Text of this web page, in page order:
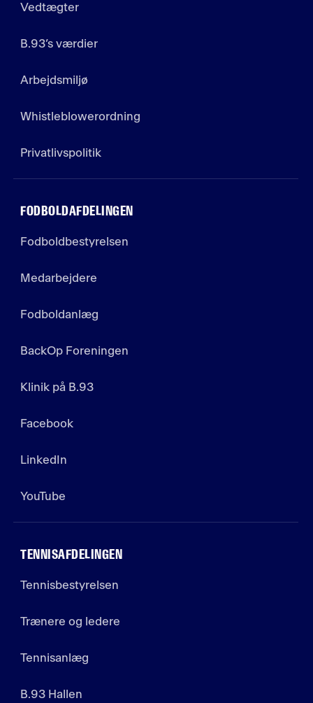
Vedtægter
B.93’s værdier
Arbejdsmiljø
Whistleblowerordning
Privatlivspolitik
FODBOLDAFDELINGEN
Fodboldbestyrelsen
Medarbejdere
Fodboldanlæg
BackOp Foreningen
Klinik på B.93
Facebook
LinkedIn
YouTube
TENNISAFDELINGEN
Tennisbestyrelsen
Trænere og ledere
Tennisanlæg
B.93 Hallen